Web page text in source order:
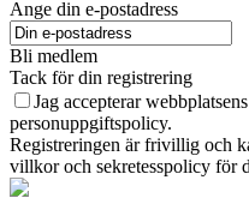
Ange din e-postadress
Bli medlem
Tack för din registrering
Jag accepterar
personuppgiftspolicy.
Registreringen är frivillig och
villkor och sekretesspolicy för